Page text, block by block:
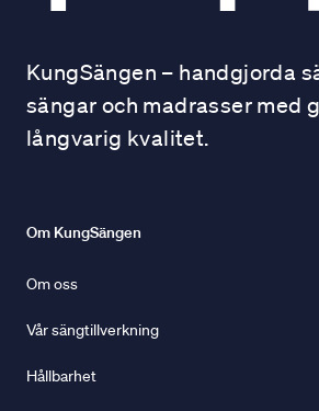
KungSängen – handgjorda
sängar och madrasser med
långvarig kvalitet.
Om KungSängen
Om oss
Vår sängtillverkning
Hållbarhet